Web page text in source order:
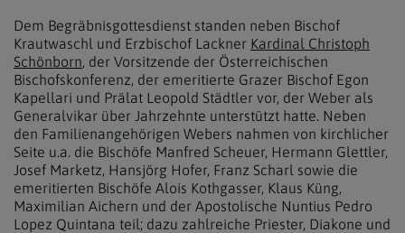
Dem Begräbnisgottesdienst standen neben Bischof
Krautwaschl und Erzbischof Lackner Kardinal Christoph
Schönborn, der Vorsitzende der Österreichischen
Bischofskonferenz, der emeritierte Grazer Bischof Egon
Kapellari und Prälat Leopold Städtler vor, der Weber als
Generalvikar über Jahrzehnte unterstützt hatte. Neben
den Familienangehörigen Webers nahmen von kirchlicher
Seite u.a. die Bischöfe Manfred Scheuer, Hermann Glettler,
Josef Marketz, Hansjörg Hofer, Franz Scharl sowie die
emeritierten Bischöfe Alois Kothgasser, Klaus Küng,
Maximilian Aichern und der Apostolische Nuntius Pedro
Lopez Quintana teil; dazu zahlreiche Priester, Diakone und